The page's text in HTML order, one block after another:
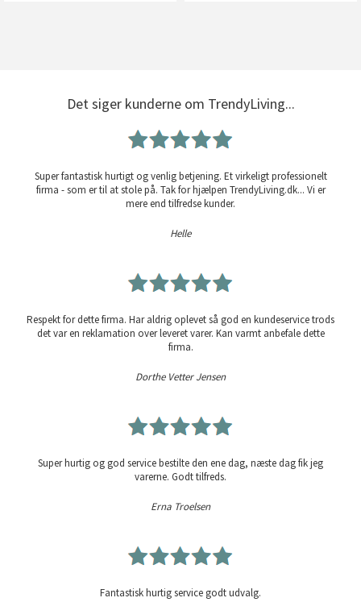
Det siger kunderne om TrendyLiving...
Super fantastisk hurtigt og venlig betjening. Et virkeligt professionelt
firma - som er til at stole på. Tak for hjælpen TrendyLiving.dk... Vi er
mere end tilfredse kunder.
Helle
Respekt for dette firma. Har aldrig oplevet så god en kundeservice trods
det var en reklamation over leveret varer. Kan varmt anbefale dette
firma.
Dorthe Vetter Jensen
Super hurtig og god service bestilte den ene dag, næste dag fik jeg
varerne. Godt tilfreds.
Erna Troelsen
Fantastisk hurtig service godt udvalg.